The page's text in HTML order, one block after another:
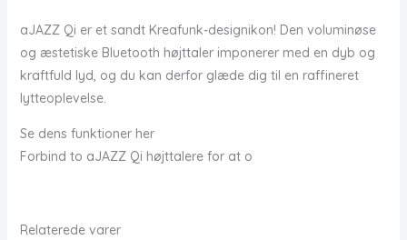
aJAZZ Qi er et sandt Kreafunk-designikon! Den voluminøse
og æstetiske Bluetooth højttaler imponerer med en dyb og
kraftfuld lyd, og du kan derfor glæde dig til en raffineret
lytteoplevelse.
Se dens funktioner her
Forbind to aJAZZ Qi højttalere for at o
Relaterede varer